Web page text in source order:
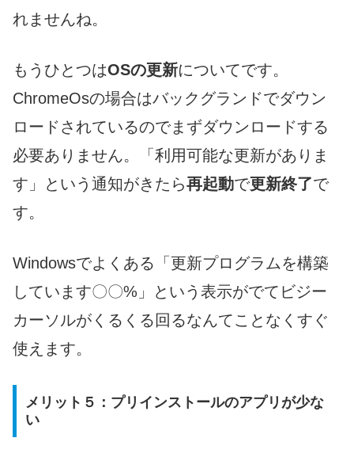
れませんね。
もうひとつはOSの更新についてです。
ChromeOsの場合はバックグランドでダウン
ロードされているのでまずダウンロードする
必要ありません。「利用可能な更新がありま
す」という通知がきたら再起動で更新終了で
す。
Windowsでよくある「更新プログラムを構築
しています〇〇%」という表示がでてビジー
カーソルがくるくる回るなんてことなくすぐ
使えます。
メリット５：プリインストールのアプリが少な
い